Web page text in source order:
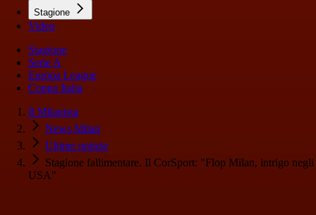
Stagione
Video
Stagione
Serie A
Europa League
Coppa Italia
Il Milanista
News Milan
Ultime notizie
Stagione fallimentare. Il CorSport: "Flop Milan, intrigo negli
USA"